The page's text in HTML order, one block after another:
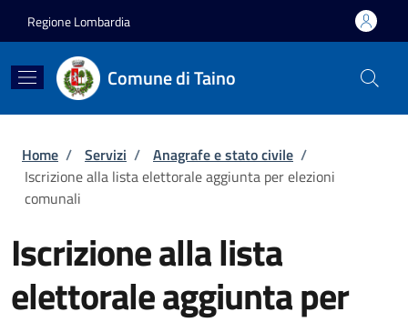
Regione Lombardia
Comune di Taino
Briciole di pane
Home / Servizi / Anagrafe e stato civile /
Iscrizione alla lista elettorale aggiunta per elezioni
comunali
Iscrizione alla lista
elettorale aggiunta per